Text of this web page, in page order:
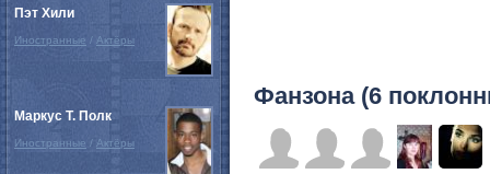
Фанзона (6
Пэт Хили
Иностранные / Актёры
Маркус Т. Полк
Иностранные / Актёры